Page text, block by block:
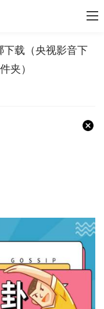
下载（央视影音下
夹）